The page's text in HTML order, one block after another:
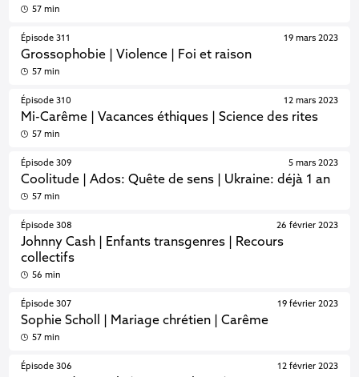
57 min
Épisode 311
Grossophobie | Violence | Foi et raison
19 mars 2023
57 min
Épisode 310
Mi-Carême | Vacances éthiques | Science des rites
12 mars 2023
57 min
Épisode 309
Coolitude | Ados: Quête de sens | Ukraine: déjà 1 an
5 mars 2023
57 min
Épisode 308
Johnny Cash | Enfants transgenres | Recours
collectifs
26 février 2023
56 min
Épisode 307
Sophie Scholl | Mariage chrétien | Carême
19 février 2023
57 min
Épisode 306 12 février 2023